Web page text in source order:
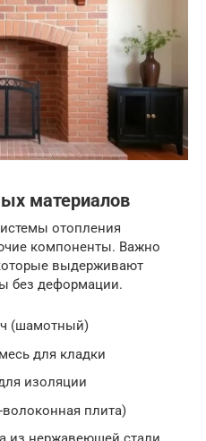
материалов
отопления
компоненты. Важно
выдерживают
без деформации.
(шамотный)
для кладки
изоляции
плита)